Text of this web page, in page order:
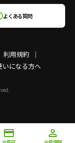
利用規約
いになる方へ
よくある質問